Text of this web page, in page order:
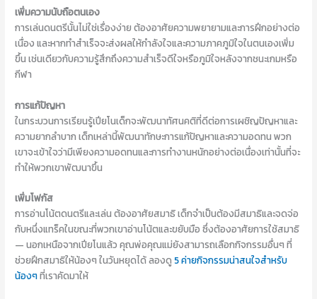
เพิ่มความนับถือตนเอง
การเล่นดนตรีนั้นไม่ใช่เรื่องง่าย ต้องอาศัยความพยายามและการฝึกอย่างต่อ
เนื่อง และหากทำสำเร็จจะส่งผลให้กำลังใจและความภาคภูมิใจในตนเองเพิ่ม
ขึ้น เช่นเดียวกับความรู้สึกถึงความสำเร็จดีใจหรือภูมิใจหลังจากชนะเกมหรือ
กีฬา
การแก้ปัญหา
ในกระบวนการเรียนรู้เปียโนเด็กจะพัฒนาทัศนคติที่ดีต่อการเผชิญปัญหาและ
ความยากลำบาก เด็กเหล่านี้พัฒนาทักษะการแก้ปัญหาและความอดทน พวก
เขาจะเข้าใจว่ามีเพียงความอดทนและการทำงานหนักอย่างต่อเนื่องเท่านั้นที่จะ
ทำให้พวกเขาพัฒนาขึ้น
เพิ่มโฟกัส
การอ่านโน้ตดนตรีและเล่น ต้องอาศัยสมาธิ เด็กจำเป็นต้องมีสมาธิและจดจ่อ
กับหนึ่งแทร็คในขณะที่พวกเขาอ่านโน้ตและขยับมือ ซึ่งต้องอาศัยการใช้สมาธิ
— นอกเหนือจากเปียโนแล้ว คุณพ่อคุณแม่ยังสามารถเลือกกิจกรรมอื่นๆ ที่
ช่วยฝึกสมาธิให้น้องๆ ในวันหยุดได้ ลองดู 5 ค่ายกิจกรรมน่าสนใจสำหรับ
น้องๆที่เราคัดมาให้